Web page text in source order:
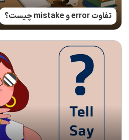
تفاوت error و mistake چیست؟